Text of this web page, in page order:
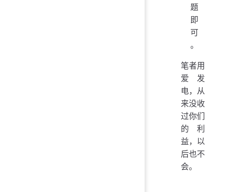
题
即
可
。
笔者用
爱发
电，从
来没收
过你们
的利
益，以
后也不
会。